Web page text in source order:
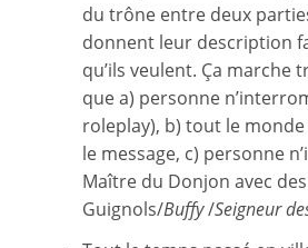
du trône entre deux
donnent leur description
qu’ils veulent. Ça marche
que a) personne
roleplay), b) tout le
le message, c) personne
Maître du Donjon avec
Guignols/Buffy/Seigneur